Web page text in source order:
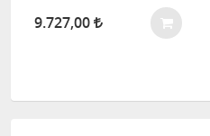
9.727,00